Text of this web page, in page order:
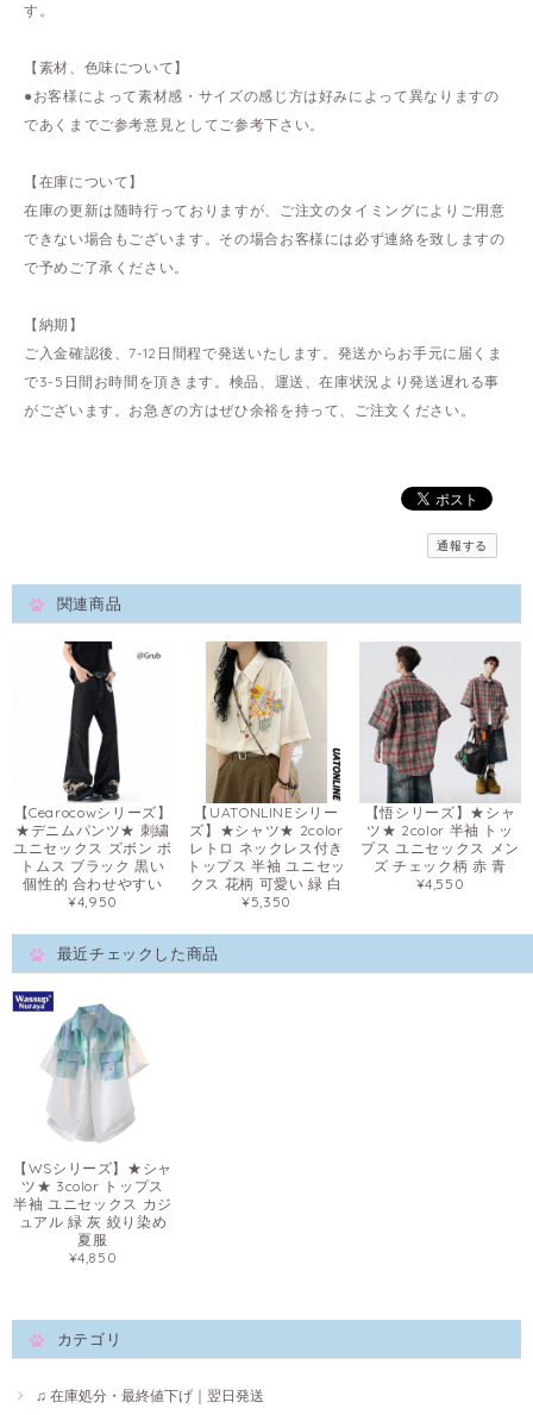
す。
【素材、色味について】
●お客様によって素材感・サイズの感じ方は好みによって異なりますの
であくまでご参考意見としてご参考下さい。
【在庫について】
在庫の更新は随時行っておりますが、ご注文のタイミングによりご用意
できない場合もございます。その場合お客様には必ず連絡を致しますの
で予めご了承ください。
【納期】
ご入金確認後、7-12日間程で発送いたします。発送からお手元に届くま
で3-5日間お時間を頂きます。検品、運送、在庫状況より発送遅れる事
がございます。お急ぎの方はぜひ余裕を持って、ご注文ください。
通報する
関連商品
【Cearocowシリーズ】
★デニムパンツ★ 刺繍
ユニセックス ズボン ボ
トムス ブラック 黒い
個性的 合わせやすい
¥4,950
【UATONLINEシリー
ズ】★シャツ★ 2color
レトロ ネックレス付き
トップス 半袖 ユニセッ
クス 花柄 可愛い 緑 白
¥5,350
【悟シリーズ】★シャ
ツ★ 2color 半袖 トッ
プス ユニセックス メン
ズ チェック柄 赤 青
¥4,550
最近チェックした商品
【WSシリーズ】★シャ
ツ★ 3color トップス
半袖 ユニセックス カジ
ュアル 緑 灰 絞り染め
夏服
¥4,850
カテゴリ
♫ 在庫処分・最終値下げ｜翌日発送